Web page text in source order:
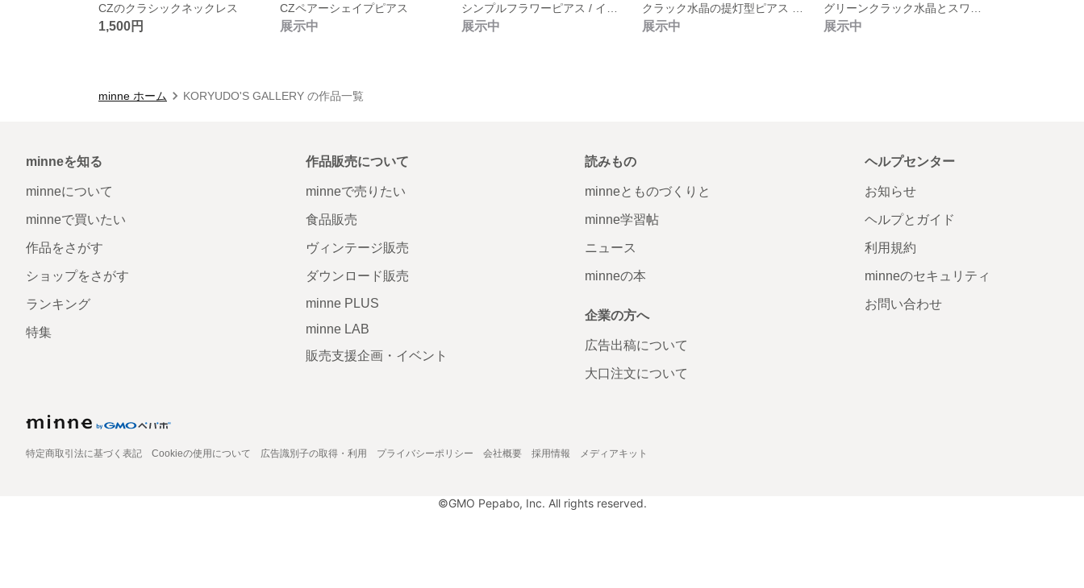
CZのクラシックネックレス
1,500円
CZペアーシェイプピアス
展示中 展示中 展示中 展示中
minne ホーム KORYUDO'S GALLERY の作品一覧
minneを知る
minneについて
minneで買いたい
作品をさがす
ショップをさがす
ランキング
特集
作品販売について
minneで売りたい
食品販売
ヴィンテージ販売
ダウンロード販売
minne PLUS
minne LAB
販売支援企画・イベント
読みもの
minneとものづくりと
minne学習帖
ニュース
minneの本
企業の方へ
広告出稿について
大口注文について
ヘルプセンター
お知らせ
ヘルプとガイド
利用規約
minneのセキュリティ
お問い合わせ
特定商取引法に基づく表記 Cookieの使用について 広告識別子の取得・利用 プライバシーポリシー 会社概要 採用情報 メディアキット
©GMO Pepabo, Inc. All rights reserved.